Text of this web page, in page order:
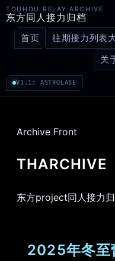
TOUHOU RELAY ARCHIVE
东方同人接力归档
首页 往期接力列表
关
V1.1: ASTROLABE
Archive Front
THARCHIVE
东方project同人接力
2025年冬至